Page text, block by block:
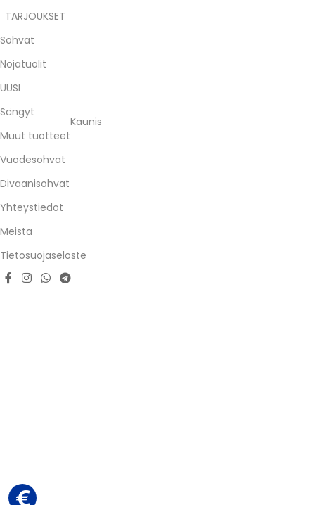
TARJOUKSET
Sohvat
Nojatuolit
UUSI
Sängyt
Muut tuotteet
Kaunis
Vuodesohvat
Divaanisohvat
Yhteystiedot
Meista
Tietosuojaseloste